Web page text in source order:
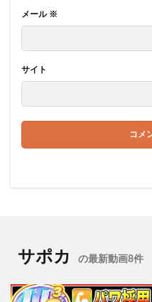
メール ※
サイト
サポカ の最新動画8件